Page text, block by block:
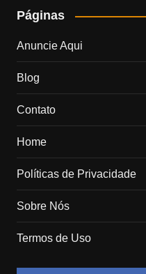
Páginas
Anuncie Aqui
Blog
Contato
Home
Políticas de Privacidade
Sobre Nós
Termos de Uso